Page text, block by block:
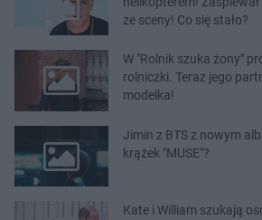
ze sceny! Co się stało?
W "Rolnik szuka żony"
rolniczki. Teraz jego
modelka!
Jimin z BTS z nowym
krążek "MUSE"?
Kate i William szukają